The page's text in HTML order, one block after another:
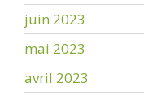
juin 2023
mai 2023
avril 2023